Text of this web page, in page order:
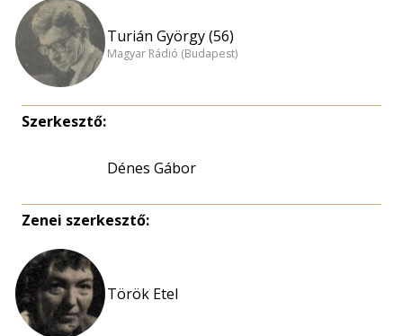
Turián György (56)
Magyar Rádió (Budapest)
Szerkesztő:
Dénes Gábor
Zenei szerkesztő:
Török Etel